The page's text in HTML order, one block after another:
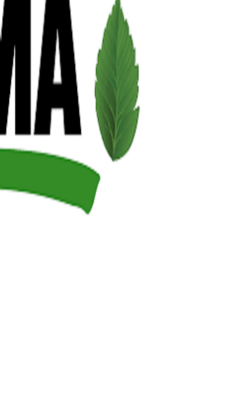
français
English
русский
azərbaycan